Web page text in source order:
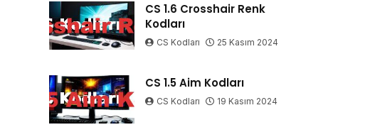
CS 1.6 Crosshair Renk
Kodları
CS Kodları 25 Kasım 2024
CS 1.5 Aim Kodları
CS Kodları 19 Kasım 2024